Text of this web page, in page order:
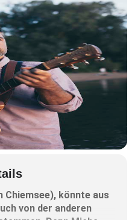
Chiemsee), könnte aus
von der anderen